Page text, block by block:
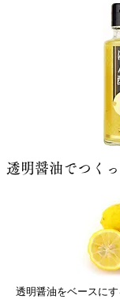
透明醤油でつく
透明醤油をベースに